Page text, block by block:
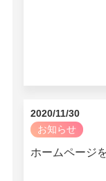
2020/11/30
お知らせ
ホームページ